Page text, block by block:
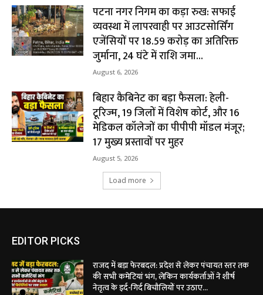
पटना नगर निगम का कड़ा रुख: सफाई
व्यवस्था में लापरवाही पर आउटसोर्सिंग
एजेंसियों पर ₹18.59 करोड़ का अतिरिक्त
जुर्माना, 24 घंटे में राशि जमा...
August 6, 2026
बिहार कैबिनेट का बड़ा फैसला: हेली-
टूरिज्म, 19 जिलों में विशेष कोर्ट, और 16
मेडिकल कॉलेजों का पीपीपी मॉडल मंजूर;
17 मुख्य प्रस्तावों पर मुहर
August 5, 2026
Load more
EDITOR PICKS
राजद में बड़ा फेरबदल: प्रदेश से लेकर पंचायत स्तर तक
की सभी कमेटियां भंग, लेकिन कार्यकर्ताओं ने शीर्ष
नेतृत्व के इर्द-गिर्द बिचौलियों पर उठाए...